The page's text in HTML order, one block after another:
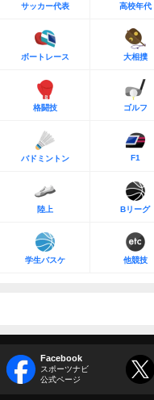
サッカー代表 高校年代
ボートレース 大相撲
格闘技 ゴルフ
バドミントン F1
陸上 Bリーグ
学生バスケ 他競技
Facebook
スポーツナビ
公式ページ